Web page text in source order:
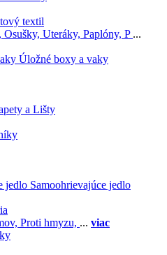
textil
Osušky, Uteráky, Paplóny, P ...
Úložné boxy a vaky
a Lišty
Samoohrievajúce jedlo
Proti hmyzu, ... viac